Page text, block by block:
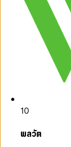
10
พลวัต